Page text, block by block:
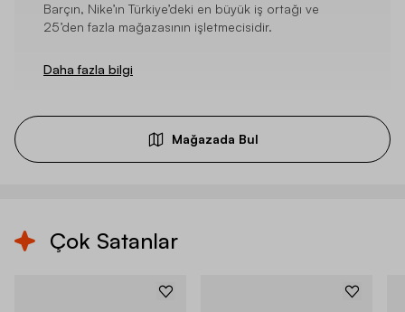
Barçın, Nike’ın Türkiye’deki en büyük iş ortağı ve
25’den fazla mağazasının işletmecisidir.
Daha fazla bilgi
Mağazada Bul
Çok Satanlar